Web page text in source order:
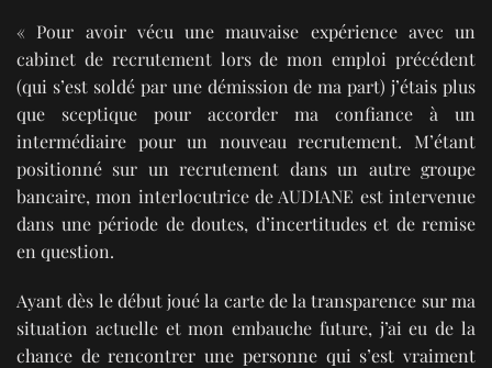
« Pour avoir vécu une mauvaise expérience avec un
cabinet de recrutement lors de mon emploi précédent
(qui s’est soldé par une démission de ma part) j’étais plus
que sceptique pour accorder ma confiance à un
intermédiaire pour un nouveau recrutement. M’étant
positionné sur un recrutement dans un autre groupe
bancaire, mon interlocutrice de AUDIANE est intervenue
dans une période de doutes, d’incertitudes et de remise
en question.
Ayant dès le début joué la carte de la transparence sur ma
situation actuelle et mon embauche future, j’ai eu de la
chance de rencontrer une personne qui s’est vraiment